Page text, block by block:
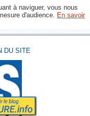
à naviguer, vous nous
d'audience. En savoir
DU SITE